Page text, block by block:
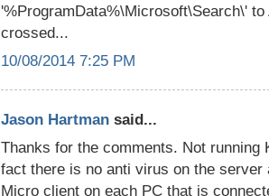
'%ProgramData%\Microsoft\Search\'
crossed...
10/08/2014 7:25 PM
Jason Hartman said...
Thanks for the comments. Not running
fact there is no anti virus on the server
Micro client on each PC that is